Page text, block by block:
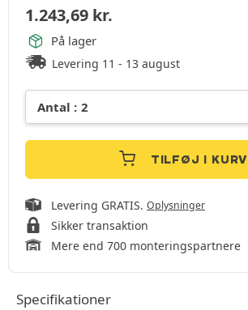
1.243,69 kr.
På lager
Levering 11 - 13 august
TILFØJ I KURV
Levering GRATIS. Oplysninger
Sikker transaktion
Mere end 700 monteringspartnere
Specifikationer